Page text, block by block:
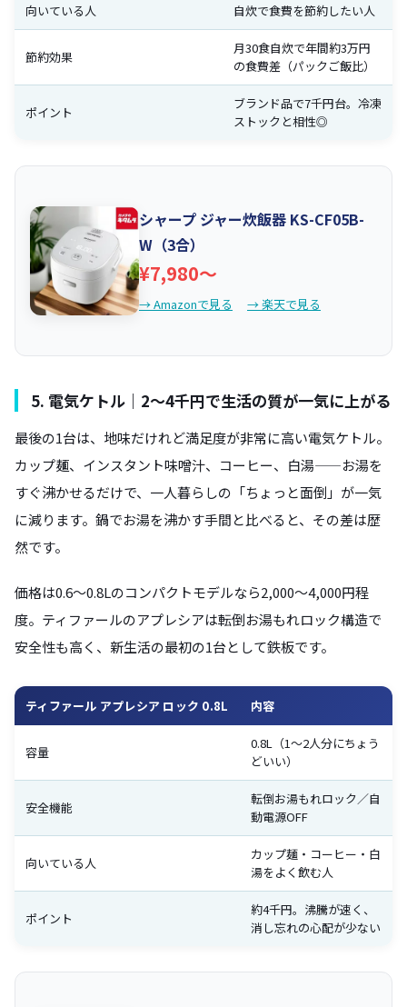
向いている人 自炊で食費を節約したい人
節約効果
月30食自炊で年間約3万円
の食費差（パックご飯比）
ポイント
ブランド品で7千円台。冷凍
ストックと相性◎
シャープ ジャー炊飯器 KS-CF05B-
W（3合）
¥7,980〜
→ Amazonで見る → 楽天で見る
5. 電気ケトル｜2〜4千円で生活の質が一気に上がる
最後の1台は、地味だけれど満足度が非常に高い電気ケトル。
カップ麺、インスタント味噌汁、コーヒー、白湯——お湯を
すぐ沸かせるだけで、一人暮らしの「ちょっと面倒」が一気
に減ります。鍋でお湯を沸かす手間と比べると、その差は歴
然です。
価格は0.6〜0.8Lのコンパクトモデルなら2,000〜4,000円程
度。ティファールのアプレシアは転倒お湯もれロック構造で
安全性も高く、新生活の最初の1台として鉄板です。
ティファール アプレシア ロック 0.8L 内容
容量
0.8L（1〜2人分にちょう
どいい）
安全機能
転倒お湯もれロック／自
動電源OFF
向いている人
カップ麺・コーヒー・白
湯をよく飲む人
ポイント
約4千円。沸騰が速く、
消し忘れの心配が少ない